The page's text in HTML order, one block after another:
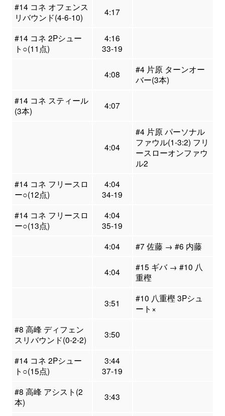
#14 コネ オフェンス
リバウンド(4-6-10)
4:17
#14 コネ 2Pシュー
ト○(11点)
4:16
33-19
4:08
#4 片原 ターンオー
バー(3本)
#14 コネ スティール
(3本)
4:07
4:04
#4 片原 パーソナル
ファウル(1-3:2) フリ
ースローオンファウ
ル2
#14 コネ フリースロ
ー○(12点)
4:04
34-19
#14 コネ フリースロ
ー○(13点)
4:04
35-19
4:04
#7 佐藤 → #6 内藤
4:04
#15 ギバ → #10 八
重樫
3:51
#10 八重樫 3Pシュ
ート×
#8 高峰 ディフェン
スリバウンド(0-2-2)
3:50
#14 コネ 2Pシュー
ト○(15点)
3:44
37-19
#8 高峰 アシスト(2
本)
3:43